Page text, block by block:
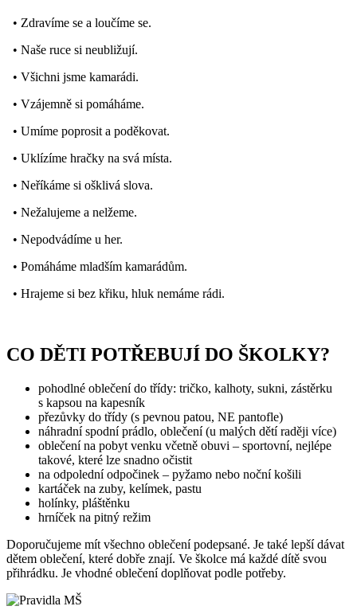
• Zdravíme se a loučíme se.
• Naše ruce si neubližují.
• Všichni jsme kamarádi.
• Vzájemně si pomáháme.
• Umíme poprosit a poděkovat.
• Uklízíme hračky na svá místa.
• Neříkáme si ošklivá slova.
• Nežalujeme a nelžeme.
• Nepodvádíme u her.
• Pomáháme mladším kamarádům.
• Hrajeme si bez křiku, hluk nemáme rádi.
CO DĚTI POTŘEBUJÍ DO ŠKOLKY?
pohodlné oblečení do třídy: tričko, kalhoty, sukni, zástěrku
s kapsou na kapesník
přezůvky do třídy (s pevnou patou, NE pantofle)
náhradní spodní prádlo, oblečení (u malých dětí raději více)
oblečení na pobyt venku včetně obuvi – sportovní, nejlépe
takové, které lze snadno očistit
na odpolední odpočinek – pyžamo nebo noční košili
kartáček na zuby, kelímek, pastu
holínky, pláštěnku
hrníček na pitný režim
Doporučujeme mít všechno oblečení podepsané. Je také lepší dávat
dětem oblečení, které dobře znají. Ve školce má každé dítě svou
přihrádku. Je vhodné oblečení doplňovat podle potřeby.